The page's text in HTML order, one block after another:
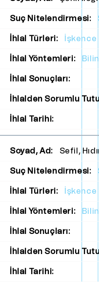
Suç Nitelendirmesi:
İhlal Türleri: İşkence
İhlal Yöntemleri:
İhlal Sonuçları:
İhlalden Sorumlu
İhlal Tarihi:
Soyad, Ad: Sefil,
Suç Nitelendirmesi:
İhlal Türleri: İşkence
İhlal Yöntemleri:
İhlal Sonuçları:
İhlalden Sorumlu
İhlal Tarihi: